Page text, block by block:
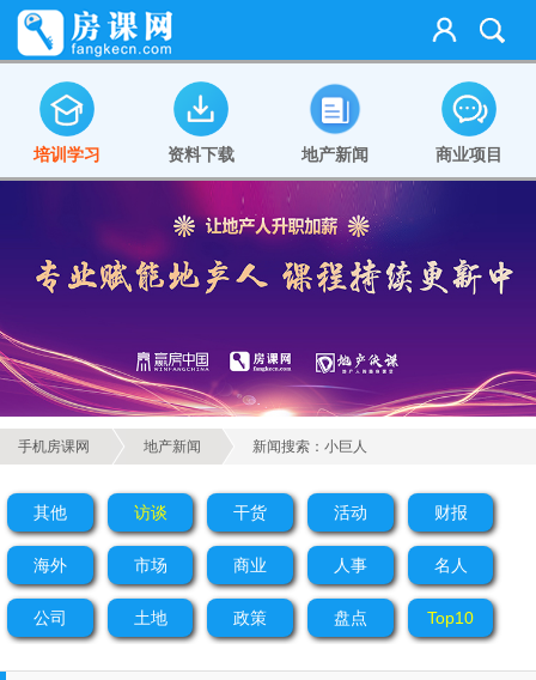
培训学习 资料下载 地产新闻 商业项目
手机房课网 地产新闻 新闻搜索：小巨人
其他 访谈 干货 活动 财报
海外 市场 商业 人事 名人
公司 土地 政策 盘点 Top10